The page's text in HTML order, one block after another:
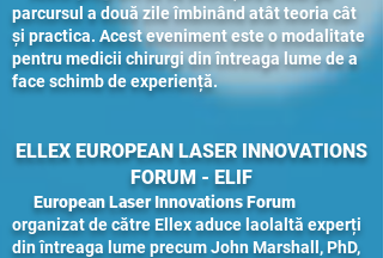
parcursul a două zile îmbinând atât teoria cât
și practica. Acest eveniment este o modalitate
pentru medicii chirurgi din întreaga lume de a
face schimb de experiență.
ELLEX EUROPEAN LASER INNOVATIONS
FORUM - ELIF
European Laser Innovations Forum
organizat de către Ellex aduce laolaltă experți
din întreaga lume precum John Marshall, PhD,